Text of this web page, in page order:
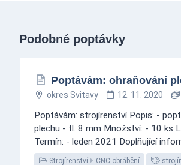
Podobné poptávky
Poptávám: ohraňování
okres Svitavy 12. 11. 2020
Poptávám: strojírenství Popis: -
plechu - tl. 8 mm Množství: - 10 ks
Termín: - leden 2021 Doplňující
Strojírenství CNC obrábění